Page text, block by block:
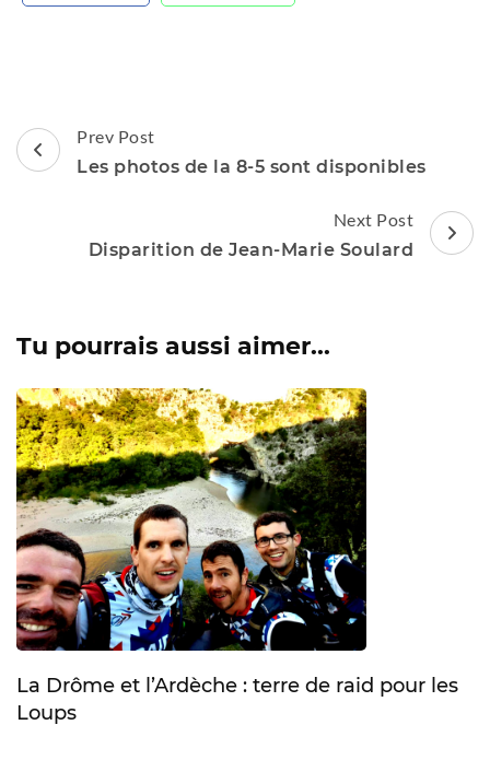
Post
Navigation
Prev Post
Les photos de la 8-5 sont disponibles
Next Post
Disparition de Jean-Marie Soulard
Tu pourrais aussi aimer...
La Drôme et l’Ardèche : terre de raid pour les
Loups